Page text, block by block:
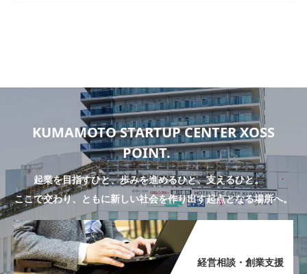
KUMAMOTO STARTUP CENTER XOSS
POINT.
起業を目指すひと、歩みを進めるひと、支えるひと。
ここで交わり、ともに新しい社会を作り出す起点となる場所へ。
経営相談・創業支援​